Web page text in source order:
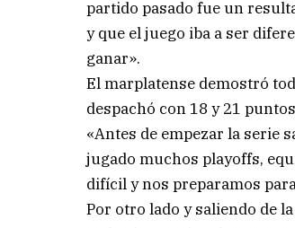
partido pasado fue un
y que el juego iba a ser
ganar».
El marplatense demostró
despachó con 18 y 21
«Antes de empezar la serie
jugado muchos playoffs,
difícil y nos preparamos
Por otro lado y saliendo de